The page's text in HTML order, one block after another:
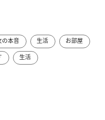
の本音 生活
お部屋
生活